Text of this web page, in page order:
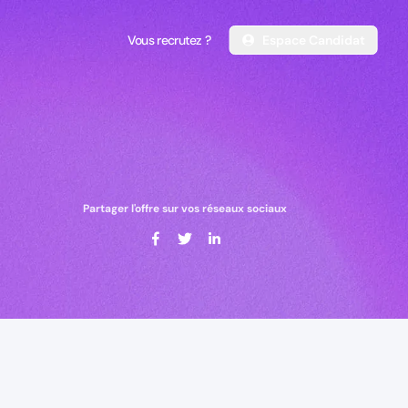
Vous recrutez ?
Vous recrutez ?
Partager l'offre sur vos réseaux sociaux